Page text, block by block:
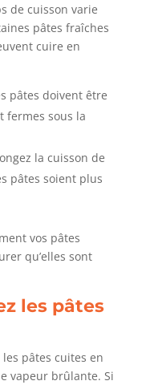
de cuisson varie
pâtes fraîches
cuire en
pâtes doivent être
fermes sous la
la cuisson de
pâtes soient plus
vos pâtes
qu’elles sont
les pâtes
les pâtes cuites en
vapeur brûlante. Si